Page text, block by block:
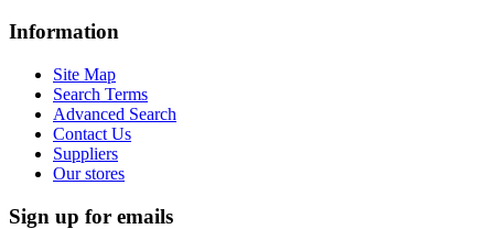
Information
Site Map
Search Terms
Advanced Search
Contact Us
Suppliers
Our stores
Sign up for emails